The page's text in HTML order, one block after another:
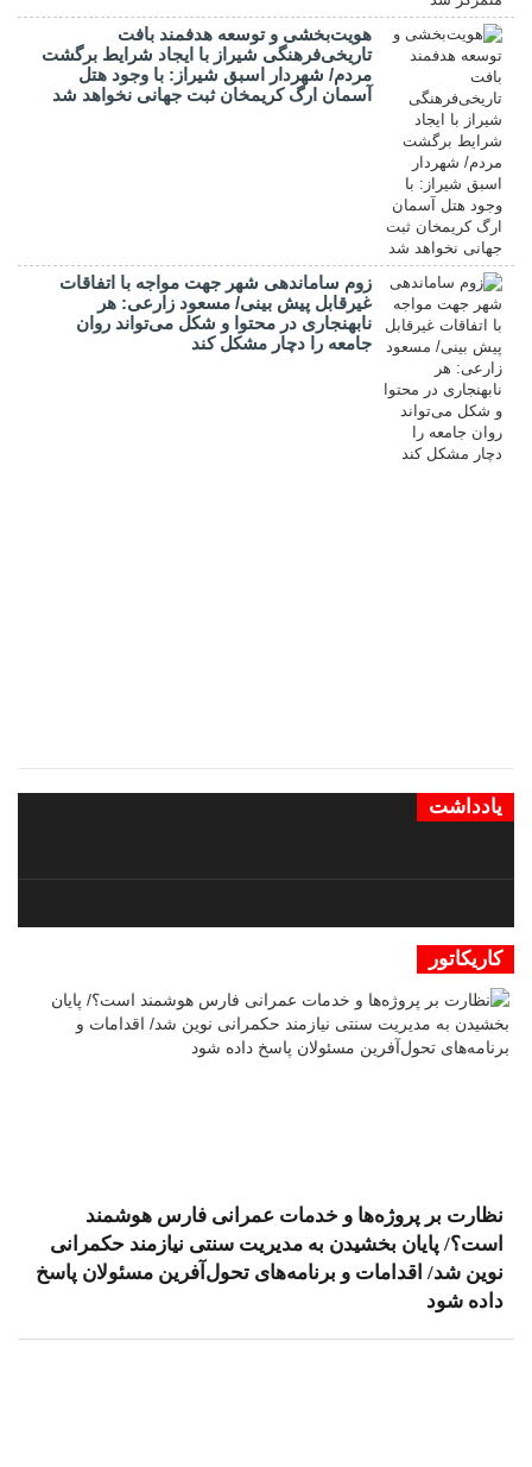
هویت‌بخشی و توسعه هدفمند بافت
تاریخی‌فرهنگی شیراز با ایجاد شرایط برگشت
مردم/ شهردار اسبق شیراز: با وجود هتل
آسمان ارگ کریمخان ثبت جهانی نخواهد شد
زوم ساماندهی شهر جهت مواجه با اتفاقات
غیرقابل پیش بینی/ مسعود زارعی: هر
نابهنجاری در محتوا و شکل می‌تواند روان
جامعه را دچار مشکل کند
یادداشت
کاریکاتور
نظارت بر پروژه‌ها و خدمات عمرانی فارس هوشمند
است؟/ پایان بخشیدن به مدیریت سنتی نیازمند حکمرانی
نوین شد/ اقدامات و برنامه‌های تحول‌آفرین مسئولان پاسخ
داده شود